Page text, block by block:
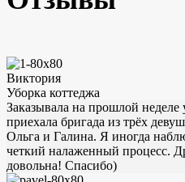
Виктория
Уборка коттеджа
Заказывала на прошлой
приехала бригада из трёх
Ольга и Галина. Я иногда
четкий налаженный процесс.
довольна! Спасибо)